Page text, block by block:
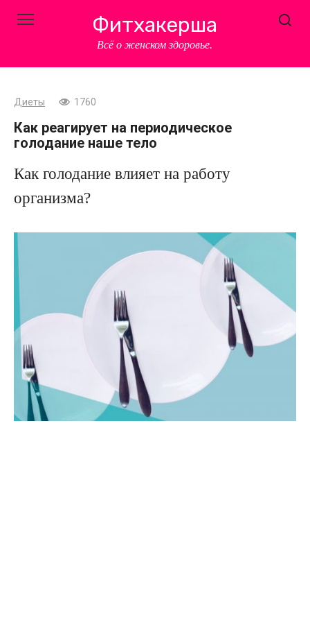
Фитхакерша
Всё о женском здоровье.
Диеты 1760
Как реагирует на периодическое
голодание наше тело
Как голодание влияет на работу
организма?